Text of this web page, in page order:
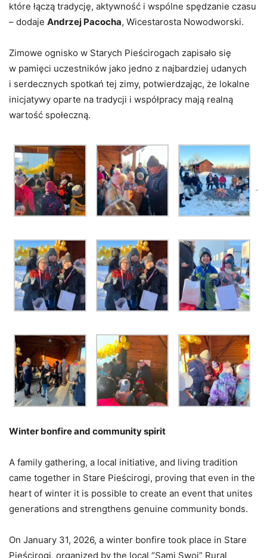
które łączą tradycję, aktywność i wspólne spędzanie czasu
– dodaje Andrzej Pacocha, Wicestarosta Nowodworski.
Zimowe ognisko w Starych Pieścirogach zapisało się
w pamięci uczestników jako jedno z najbardziej udanych
i serdecznych spotkań tej zimy, potwierdzając, że lokalne
inicjatywy oparte na tradycji i współpracy mają realną
wartość społeczną.
Winter bonfire and community spirit
A family gathering, a local initiative, and living tradition
came together in Stare Pieścirogi, proving that even in the
heart of winter it is possible to create an event that unites
generations and strengthens genuine community bonds.
On January 31, 2026, a winter bonfire took place in Stare
Pieścirogi, organized by the local “Sami Swoi” Rural